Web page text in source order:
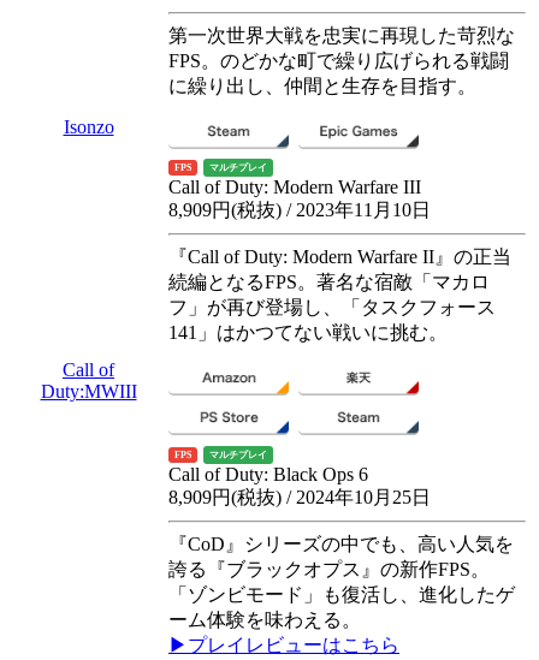
Isonzo
第一次世界大戦を忠実に再現した苛烈な
FPS。のどかな町で繰り広げられる戦闘
に繰り出し、仲間と生存を目指す。
Call of
Duty:MWIII
FPS マルチプレイ
Call of Duty: Modern Warfare III
8,909円(税抜) / 2023年11月10日
『Call of Duty: Modern Warfare II』の正当
続編となるFPS。著名な宿敵「マカロ
フ」が再び登場し、「タスクフォース
141」はかつてない戦いに挑む。
FPS マルチプレイ
Call of Duty: Black Ops 6
8,909円(税抜) / 2024年10月25日
『CoD』シリーズの中でも、高い人気を
誇る『ブラックオプス』の新作FPS。
「ゾンビモード」も復活し、進化したゲ
ーム体験を味わえる。
▶プレイレビューはこちら